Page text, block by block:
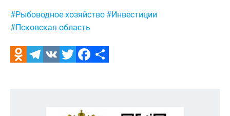
Метки:
#Рыбоводное хозяйство #Инвестиции
#Псковская область